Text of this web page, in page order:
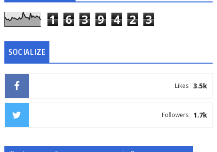
1 6 3 9 4 2 3
SOCIALIZE
3.5k
Likes
1.7k
Followers